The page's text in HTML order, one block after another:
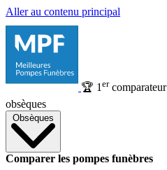
Aller au contenu principal
🏆 1 ercomparateur
obsèques
Obsèques
Comparer les pompes funèbres